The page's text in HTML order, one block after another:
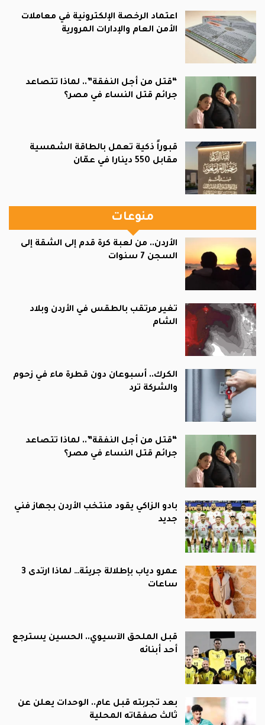
اعتماد الرخصة الإلكترونية في معاملات
الأمن العام والإدارات المرورية
“قتل من أجل النفقة”.. لماذا تتصاعد
جرائم قتل النساء في مصر؟
قبوراً ذكية تعمل بالطاقة الشمسية
مقابل 550 دينارا في عمّان
منوعات
الأردن.. من لعبة كرة قدم إلى الشقة إلى
السجن 7 سنوات
تغير مرتقب بالطقس في الأردن وبلاد
الشام
الكرك.. أسبوعان دون قطرة ماء في زحوم
والشركة ترد
“قتل من أجل النفقة”.. لماذا تتصاعد
جرائم قتل النساء في مصر؟
بادو الزاكي يقود منتخب الأردن بجهاز فني
جديد
عمرو دياب بإطلالة جريئة… لماذا ارتدى 3
ساعات
قبل الملحق الآسيوي.. الحسين يسترجع
أحد أبنائه
بعد تجربته قبل عام.. الوحدات يعلن عن
ثالث صفقاته المحلية